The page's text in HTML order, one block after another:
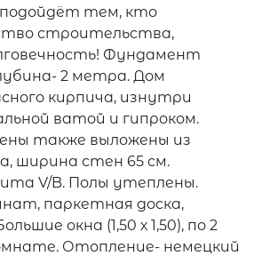
тем, кто
строительства,
Фундамент
2 метра. Дом
кирпича, изнутри
ватой и гипроком.
также выложены из
ширина стен 65 см.
V/B. Полы утеплены.
паркетная доска,
окна (1,50 х 1,50), по 2
Отопление- немецкий